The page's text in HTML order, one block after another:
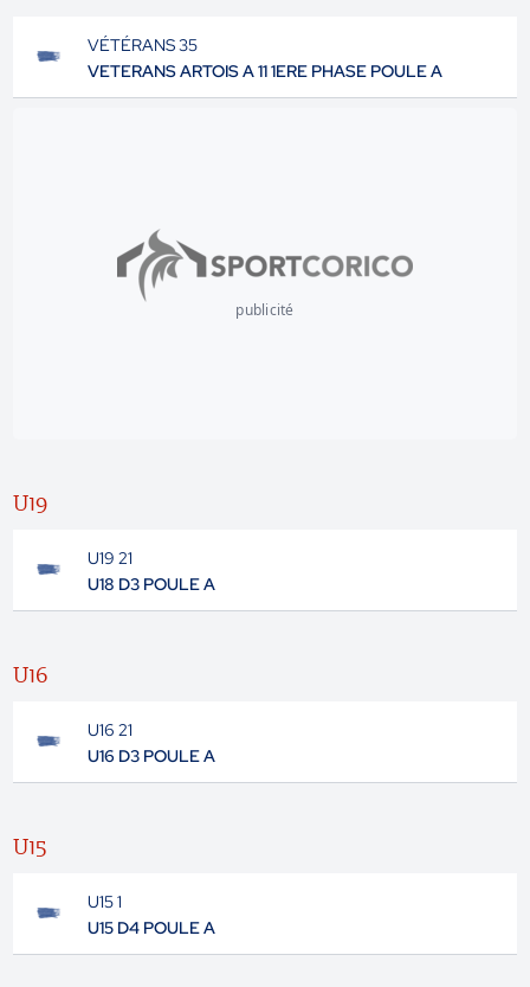
VÉTÉRANS 35
VETERANS ARTOIS A 11 1ERE PHASE POULE A
publicité
U19
U19 21
U18 D3 POULE A
U16
U16 21
U16 D3 POULE A
U15
U15 1
U15 D4 POULE A